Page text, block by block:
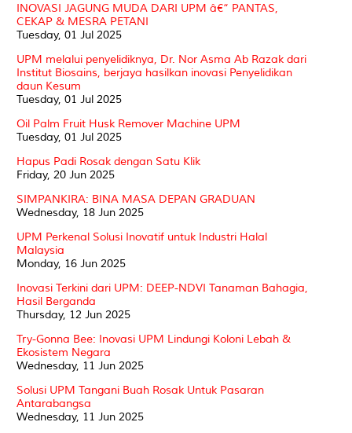
INOVASI JAGUNG MUDA DARI UPM â€“ PANTAS,
CEKAP & MESRA PETANI
Tuesday, 01 Jul 2025
UPM melalui penyelidiknya, Dr. Nor Asma Ab Razak dari
Institut Biosains, berjaya hasilkan inovasi Penyelidikan
daun Kesum
Tuesday, 01 Jul 2025
Oil Palm Fruit Husk Remover Machine UPM
Tuesday, 01 Jul 2025
Hapus Padi Rosak dengan Satu Klik
Friday, 20 Jun 2025
SIMPANKIRA: BINA MASA DEPAN GRADUAN
Wednesday, 18 Jun 2025
UPM Perkenal Solusi Inovatif untuk Industri Halal
Malaysia
Monday, 16 Jun 2025
Inovasi Terkini dari UPM: DEEP-NDVI Tanaman Bahagia,
Hasil Berganda
Thursday, 12 Jun 2025
Try-Gonna Bee: Inovasi UPM Lindungi Koloni Lebah &
Ekosistem Negara
Wednesday, 11 Jun 2025
Solusi UPM Tangani Buah Rosak Untuk Pasaran
Antarabangsa
Wednesday, 11 Jun 2025